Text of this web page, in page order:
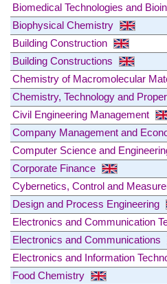
Biomedical Technologies and
Biophysical Chemistry
Building Construction
Building Constructions
Chemistry of Macromolecular
Chemistry, Technology and
Civil Engineering Management
Company Management and
Computer Science and
Corporate Finance
Cybernetics, Control and
Design and Process Engineering
Electronics and Communication
Electronics and Communications
Electronics and Information
Food Chemistry